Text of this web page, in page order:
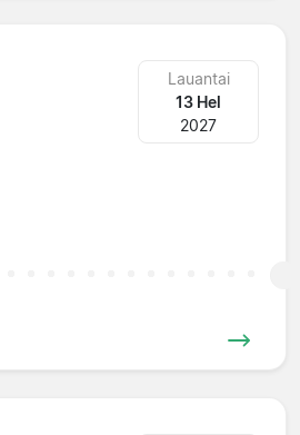
Lauantai
13 Hel
2027